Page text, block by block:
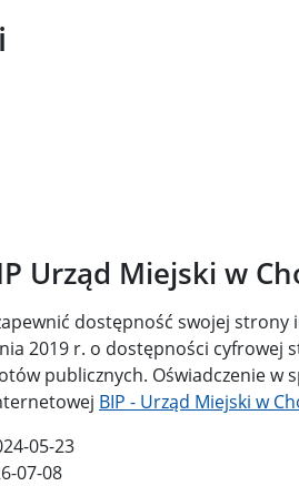
Urząd Miejski w
dostępność swojej
2019 r. o dostępności cyfrowej
publicznych. Oświadczenie w
BIP - Urząd Miejski w
05-23
07-08